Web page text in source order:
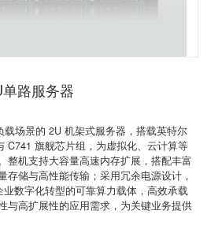
路服务器
载场景的 2U 机架式服务器，搭载英特尔
C741 旗舰芯片组，为虚拟化、云计算等
整机支持大容量高速内存扩展，搭配丰富
存储与高性能传输；采用冗余电源设计，
数字化转型的可靠算力载体，高效承载
与高扩展性的应用需求，为关键业务提供